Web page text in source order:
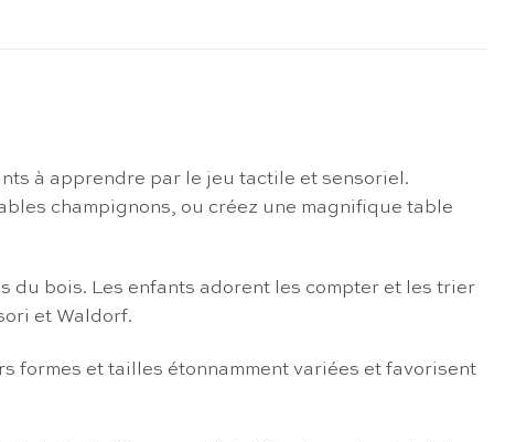
à apprendre par le jeu tactile et sensoriel.
champignons, ou créez une magnifique table
du bois. Les enfants adorent les compter et les trier
et Waldorf.
formes et tailles étonnamment variées et favorisent